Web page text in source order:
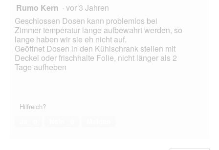
Rumo Kern · vor 3 Jahren
Geschlossen Dosen kann problemlos bei
Zimmer temperatur lange aufbewahrt werden, so
lange haben wir sie eh nicht auf.
Geöffnet Dosen in den Kühlschrank stellen mit
Deckel oder frischhalte Folie, nicht länger als 2
Tage aufheben
Hilfreich?